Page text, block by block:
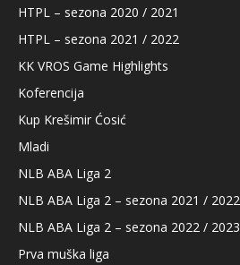
HTPL – sezona 2020 / 2021
HTPL – sezona 2021 / 2022
KK VROS Game Highlights
Koferencija
Kup Krešimir Ćosić
Mladi
NLB ABA Liga 2
NLB ABA Liga 2 – sezona 2021 / 2022
NLB ABA Liga 2 – sezona 2022 / 2023
Prva muška liga